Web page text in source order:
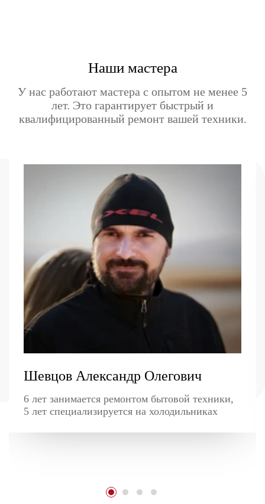
Наши мастера
У нас работают мастера с опытом не менее 5
лет. Это гарантирует быстрый и
квалифицированный ремонт вашей техники.
Шевцов Александр Олегович
6 лет занимается ремонтом бытовой техники,
5 лет специализируется на холодильниках